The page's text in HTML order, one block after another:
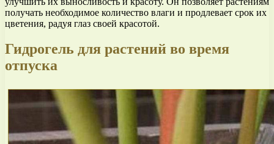
получать необходимое количество влаги и продлевает срок их
цветения, радуя глаз своей красотой.
Гидрогель для растений во время
отпуска